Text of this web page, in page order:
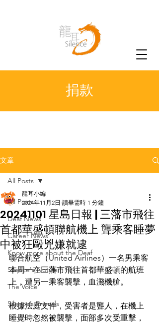
捐款
文章
All Posts
Deaf News
Career News
Know more about the Deaf
Silence's Notice
The Voice
Silence’s Friends
All Posts
20241101 星島日報 | 三藩市飛往
首都華盛頓聯航機上 聾乘客睡夢
中被狂毆兇嫌就逮
龍耳小編
2024年11月2日 讀畢需時 1 分鐘
聯合航空（United Airlines）一名男乘客
本周一在三藩市飛往首都華盛頓的航班
上，遭另一乘客襲擊，血濺機艙。
根據法庭文件，受害者是聾人，在機上
睡覺時忽然被襲擊，面部多次受重擊，